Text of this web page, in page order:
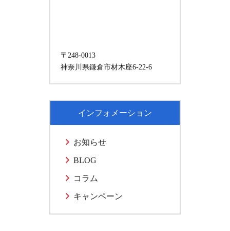
〒248-0013
神奈川県鎌倉市材木座6-22-6
インフォメーション
お知らせ
BLOG
コラム
キャンペーン